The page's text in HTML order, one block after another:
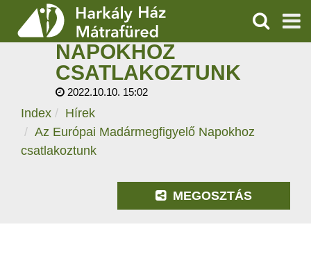
SZOLGÁLTATÁSOK
PROGRAMOK
HÍREK
KERESÉS
AZ EURÓPAI
MADÁRMEGFIGYELŐ
NAPOKHOZ
CSATLAKOZTUNK
2022.10.10. 15:02
Index
Hírek
Az Európai Madármegfigyelő Napokhoz
csatlakoztunk
MEGOSZTÁS